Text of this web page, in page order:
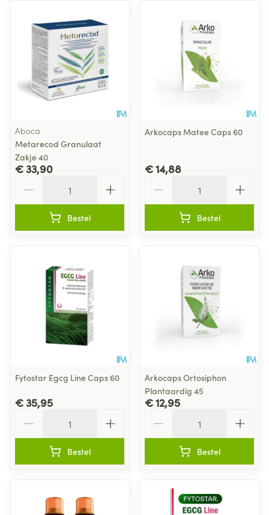
Aboca
Metarecod Granulaat
Zakje 40
€ 33,90
Bestel
Arkocaps Matee Caps 60
€ 14,88
Bestel
Fytostar Egcg Line Caps 60
€ 35,95
Bestel
Arkocaps Ortosiphon
Plantaardig 45
€ 12,95
Bestel